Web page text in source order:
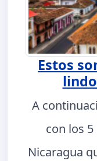
Estos
A
con los
Nicaragua